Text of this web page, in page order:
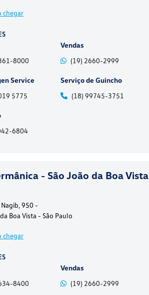
chegar
8000
Vendas
(19) 2660-2999
Service
5775
Serviço de Guincho
(18) 99745-3751
6804
- São João da Boa Vista
950 -
Boa Vista - São Paulo
chegar
8400
Vendas
(19) 2660-2999